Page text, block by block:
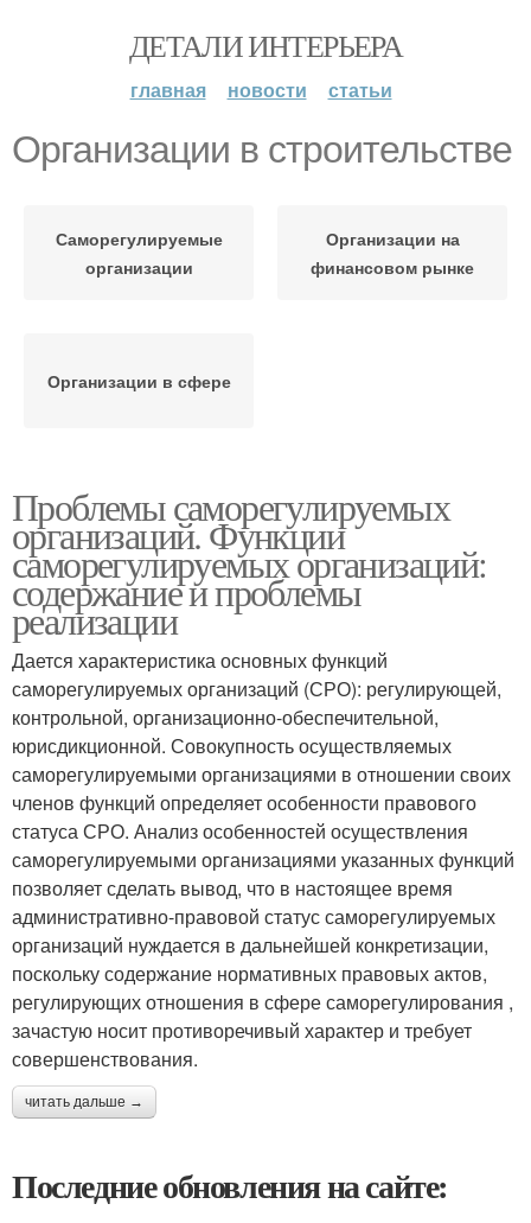
ДЕТАЛИ ИНТЕРЬЕРА
главная новости статьи
Организации в строительстве
Саморегулируемые
организации
Организации на
финансовом рынке
Организации в сфере
Проблемы саморегулируемых
организаций. Функции
саморегулируемых организаций:
содержание и проблемы
реализации
Дается характеристика основных функций
саморегулируемых организаций (СРО): регулирующей,
контрольной, организационно-обеспечительной,
юрисдикционной. Совокупность осуществляемых
саморегулируемыми организациями в отношении своих
членов функций определяет особенности правового
статуса СРО. Анализ особенностей осуществления
саморегулируемыми организациями указанных функций
позволяет сделать вывод, что в настоящее время
административно-правовой статус саморегулируемых
организаций нуждается в дальнейшей конкретизации,
поскольку содержание нормативных правовых актов,
регулирующих отношения в сфере саморегулирования ,
зачастую носит противоречивый характер и требует
совершенствования.
читать дальше →
Последние обновления на сайте: